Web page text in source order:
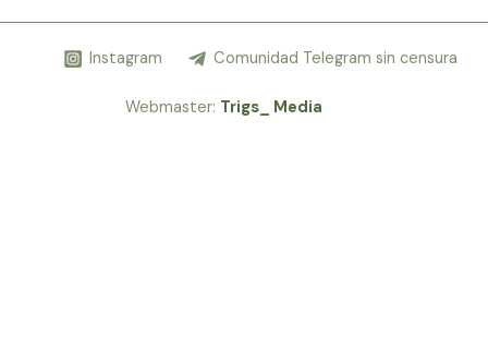
Instagram Comunidad Telegram sin censura
Webmaster: Trigs_ Media